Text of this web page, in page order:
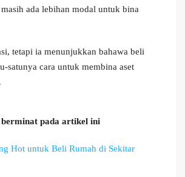
ada lebihan modal untuk bina
tetapi ia menunjukkan bahawa beli
satunya cara untuk membina aset
pada artikel ini
Hot untuk Beli Rumah di Sekitar